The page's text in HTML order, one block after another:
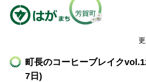
町長のコーヒーブレイク
7日)